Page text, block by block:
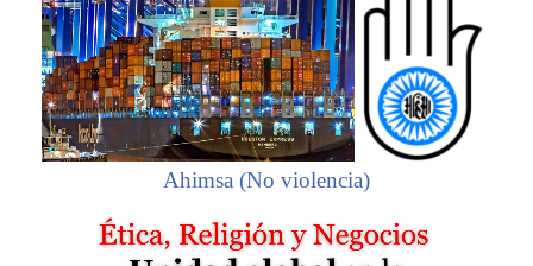
Ahimsa (No violencia)